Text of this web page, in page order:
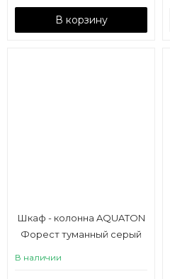
В корзину
Шкаф - колонна AQUATON
Форест туманный серый
В наличии